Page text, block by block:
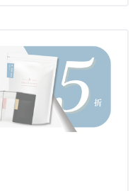
外收取運費，詳細費用